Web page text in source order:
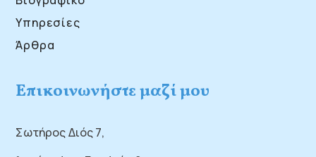
Υπηρεσίες
Άρθρα
Επικοινωνήστε μαζί μου
Σωτήρος Διός 7,